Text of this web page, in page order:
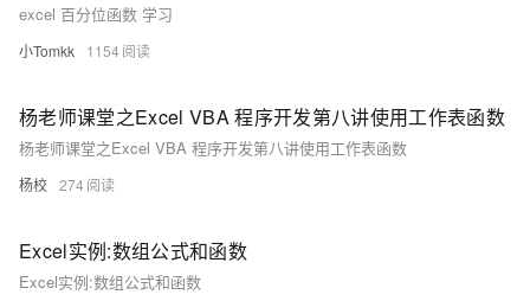
excel 百分位函数 学习
小Tomkk 1154
杨老师课堂之Excel VBA 程序开发第八讲使用工作表函数
杨老师课堂之Excel VBA 程序开发第八讲使用工作表函数
杨校 274
Excel实例:数组公式和函数
Excel实例:数组公式和函数